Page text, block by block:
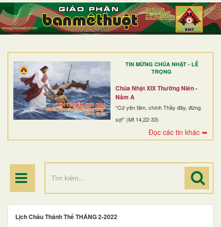
TIN MỪNG CHÚA NHẬT - LỄ
TRỌNG
Chúa Nhật XIX Thường Niên -
Năm A
“Cứ yên tâm, chính Thầy đây, đừng
sợ!” (Mt 14,22-33)
Đọc các tin khác ➥
TRANG NHẤT
GIỚI THIỆU
DÒNG TU
BAN MỤC VỤ
ĐOÀN THỂ CG
Lịch Chầu Thánh Thể THÁNG 2-2022